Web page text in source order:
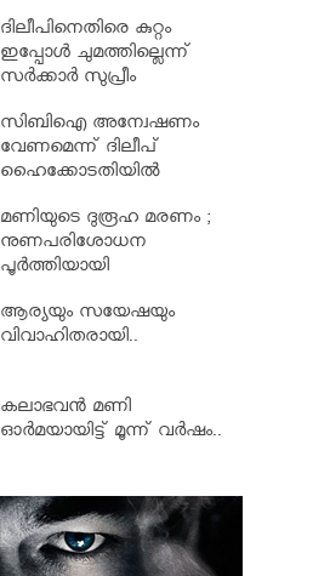
ഹൈക്കോടതി
ദിലീപിനെതിരെ കുറ്റം
ഇപ്പോൾ ചുമത്തില്ലെന്ന്
സര്‍ക്കാര്‍ സുപ്രീം
നടിയെ ആക്രമിച്ച കേസ്
സിബിഐ അന്വേഷണം
വേണമെന്ന് ദിലീപ്
ഹൈക്കോടതിയിൽ
മണിയുടെ ദുരൂഹ മരണം ;
നുണപരിശോധന
പൂർത്തിയായി
ആര്യയും സയേഷയും
വിവാഹിതരായി..
കലാഭവൻ മണി
ഓര്‍മയായിട്ട് മൂന്ന് വര്‍ഷം..